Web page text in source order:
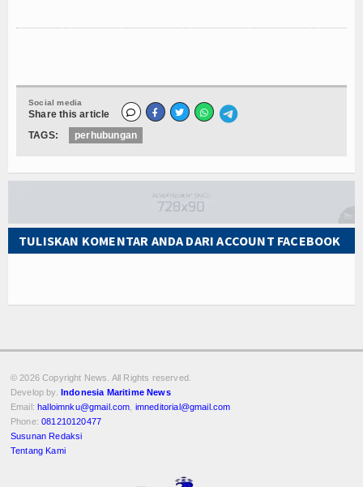
Social media
Share this article
TAGS:
perhubungan
TULISKAN KOMENTAR ANDA DARI ACCOUNT FACEBOOK
© 2026 Copyright News. All Rights reserved.
Develop by. Indonesia Maritime News
Email:halloimnku@gmail.com imneditorial@gmail.com
Phone:081210120477
Susunan Redaksi
Tentang Kami